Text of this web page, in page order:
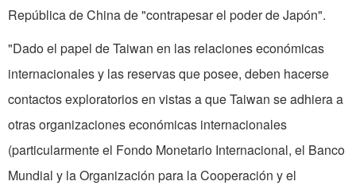
República de China de "con­trapesar el poder de Japón".
"Dado el papel de Taiwan en las relaciones económicas
inter­nacionales y las reservas que posee, deben hacerse
contactos exploratorios en vistas a que Taiwan se adhiera a
otras orga­nizaciones económicas internacionales
(particularmente el Fondo Monetario Internacional, el Banco
Mundial y la Organi­zación para la Cooperación y el